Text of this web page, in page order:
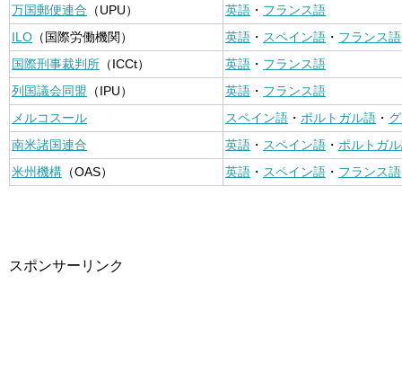
万国郵便連合 （UPU） 英語 ・ フランス語
ILO （国際労働機関） 英語 ・ スペイン語 ・ フランス語
国際刑事裁判所 （ICCt） 英語 ・ フランス語
列国議会同盟 （IPU） 英語 ・ フランス語
メルコスール
スペイン語 ・ ポルトガル語 ・
南米諸国連合
英語 ・ スペイン語 ・ ポルトガ
米州機構 （OAS） 英語 ・ スペイン語 ・ フランス語
スポンサーリンク